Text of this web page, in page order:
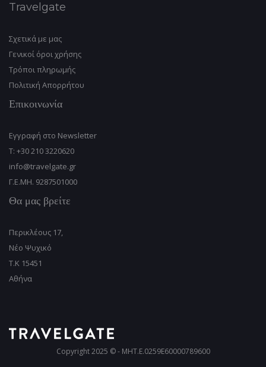
Travelgate
Σχετικά με μας
Γενικοί όροι χρήσης
Tρόποι πληρωμής
Πολιτική Απορρήτου
Επικοινωνία
Εγγραφή στο Newsletter
T: +30 210 3220620
info@travelgate.gr
Γ.Ε.ΜΗ. 9287501000
Θα μας βρείτε
Περικλέους 17,
Νέο Ψυχικό
T.K 15451
Αθήνα
Copyright 2025 © - MHT.E.0259E60000789600